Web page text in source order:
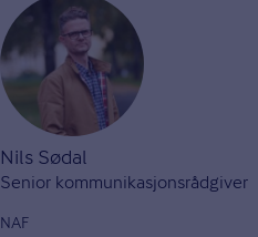
Nils Sødal
Senior kommunikasjonsrådgiver
NAF